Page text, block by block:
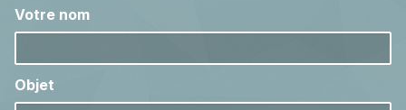
Votre nom
Objet